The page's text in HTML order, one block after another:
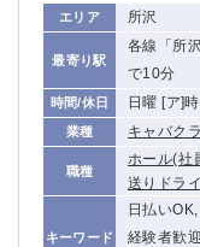
エリア 所沢
最寄り駅
各線「所
で10分
時間/休日 日曜 [ア]
業種 キャバクラ
職種
ホール(社
送りドラ
キーワード
日払い
経験者歓
蒲田東口
立川（南口）
浜松町
中野
府中
ひばりヶ丘（北口
吉祥寺（南口／公
自由が丘